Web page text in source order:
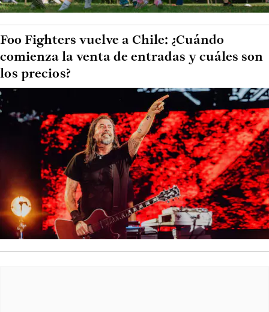
Foo Fighters vuelve a Chile: ¿Cuándo
comienza la venta de entradas y cuáles son
los precios?